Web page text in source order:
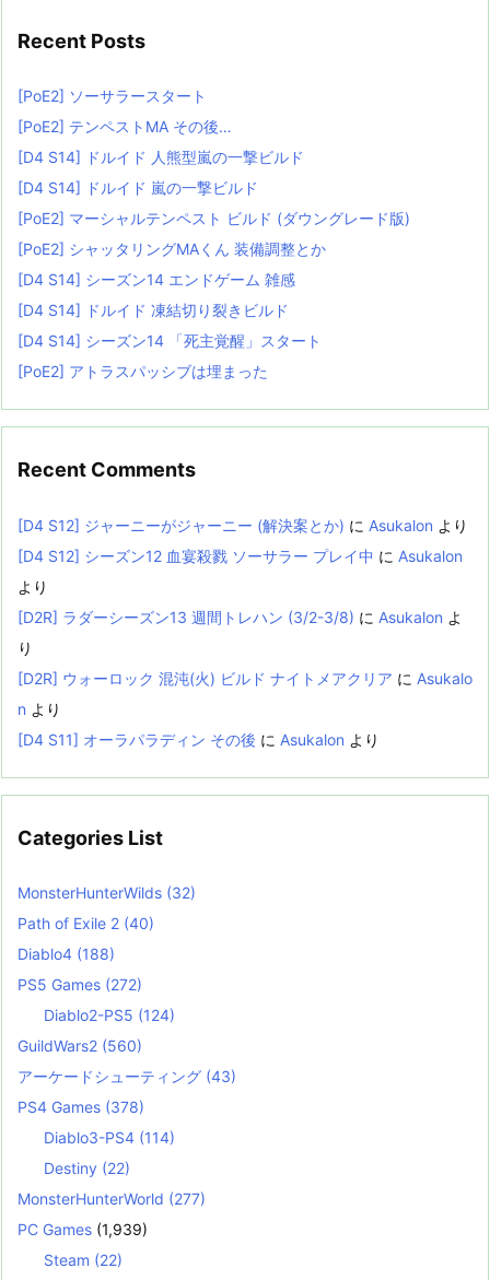
Recent Posts
[PoE2] ソーサラースタート
[PoE2] テンペストMA その後…
[D4 S14] ドルイド 人熊型嵐の一撃ビルド
[D4 S14] ドルイド 嵐の一撃ビルド
[PoE2] マーシャルテンペスト ビルド (ダウングレード版)
[PoE2] シャッタリングMAくん 装備調整とか
[D4 S14] シーズン14 エンドゲーム 雑感
[D4 S14] ドルイド 凍結切り裂きビルド
[D4 S14] シーズン14 「死主覚醒」スタート
[PoE2] アトラスパッシブは埋まった
Recent Comments
[D4 S12] ジャーニーがジャーニー (解決案とか) に Asukalon より
[D4 S12] シーズン12 血宴殺戮 ソーサラー プレイ中 に Asukalon
より
[D2R] ラダーシーズン13 週間トレハン (3/2-3/8) に Asukalon よ
り
[D2R] ウォーロック 混沌(火) ビルド ナイトメアクリア に Asukalo
n より
[D4 S11] オーラパラディン その後 に Asukalon より
Categories List
MonsterHunterWilds (32)
Path of Exile 2 (40)
Diablo4 (188)
PS5 Games (272)
Diablo2-PS5 (124)
GuildWars2 (560)
アーケードシューティング (43)
PS4 Games (378)
Diablo3-PS4 (114)
Destiny (22)
MonsterHunterWorld (277)
PC Games (1,939)
Steam (22)